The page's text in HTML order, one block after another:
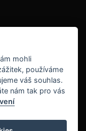
mohli
používáme
váš souhlas.
nám tak pro vás